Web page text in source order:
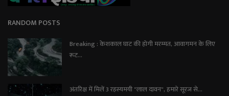
RANDOM POSTS
Breaking : केशकाल घाट की होगी मरम्मत, आवागमन के लिए
रूट...
अंतरिक्ष में मिलें 3 रहस्यमयी "लाल दावन", हमारे सूरज से...